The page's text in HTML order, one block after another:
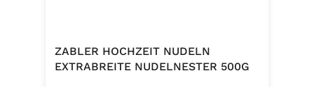
ZABLER HOCHZEIT NUDELN
EXTRABREITE NUDELNESTER 500G